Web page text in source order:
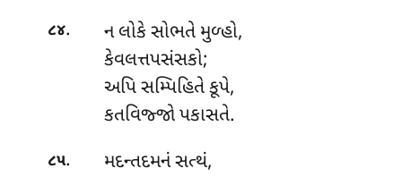
૮૪.
ન લોકે સોભતે મુળ્હો,
કેવલત્તપસંસકો;
અપિ સમ્પિહિતે કૂપે,
કતવિજ્જો પકાસતે.
૮૫.
મદન્તદમનં સત્થં,